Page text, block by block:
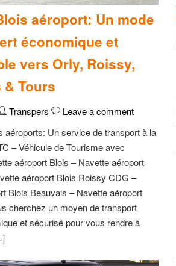
aéroport: Un mode
économique et
vers Orly, Roissy,
Tours
Transpers
Leave a comment
aéroports: Un service de transport à la
– Véhicule de Tourisme avec
aéroport Blois – Navette aéroport
aéroport Blois Roissy CDG –
Blois Beauvais – Navette aéroport
cherchez un moyen de transport
et sécurisé pour vous rendre à